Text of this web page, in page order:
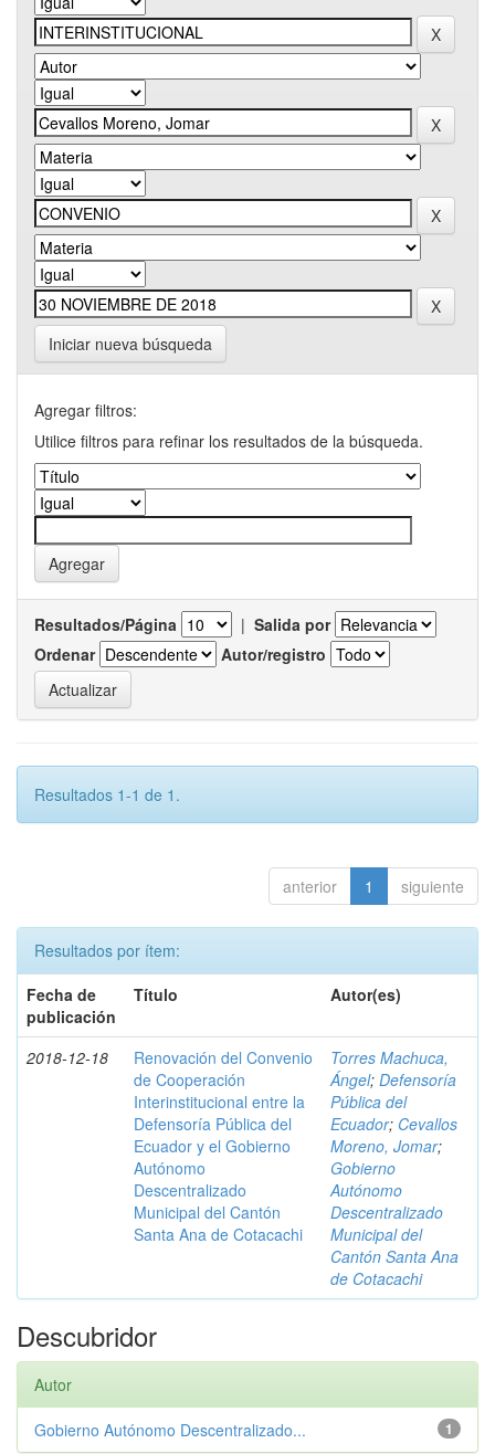
Iniciar nueva búsqueda
Agregar filtros:
Utilice filtros para refinar los resultados de la búsqueda.
Resultados/Página | Salida por
Ordenar
Autor/registro
Resultados 1-1 de 1.
anterior 1 siguiente
Resultados por ítem:
Fecha de
publicación
Título Autor(es)
2018-12-18
Renovación del Convenio
de Cooperación
Interinstitucional entre la
Defensoría Pública del
Ecuador y el Gobierno
Autónomo
Descentralizado
Municipal del Cantón
Santa Ana de Cotacachi
Torres Machuca,
Ángel; Defensoría
Pública del
Ecuador; Cevallos
Moreno, Jomar;
Gobierno
Autónomo
Descentralizado
Municipal del
Cantón Santa Ana
de Cotacachi
Descubridor
Autor
1
Gobierno Autónomo Descentralizado...